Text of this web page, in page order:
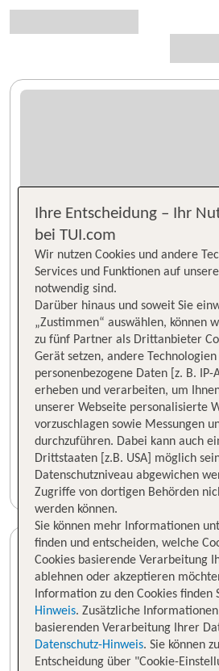
Ihre Entscheidung – Ihr
bei TUI.com
Wir nutzen Cookies und andere
Services und Funktionen auf
notwendig sind.
Darüber hinaus und soweit Sie
„Zustimmen“ auswählen, können
zu fünf Partner als Drittanbieter
Gerät setzen, andere
personenbezogene Daten [z. B. IP-
erheben und verarbeiten, um
unserer Webseite personalisierte
vorzuschlagen sowie Messungen
durchzuführen. Dabei kann auch
Drittstaaten [z.B. USA] möglich
Datenschutzniveau abgewichen
Zugriffe von dortigen Behörden
werden können.
Sie können mehr Informationen
finden und entscheiden, welche
Cookies basierende Verarbeitung
ablehnen oder akzeptieren
Information zu den Cookies finden
Hinweis. Zusätzliche
basierenden Verarbeitung Ihrer
Datenschutz-Hinweis. Sie können
Entscheidung über "Cookie-